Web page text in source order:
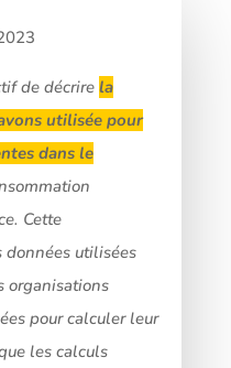
de décrire la
utilisée pour
dans le
Cette
utilisées
organisations
pour calculer leur
les calculs